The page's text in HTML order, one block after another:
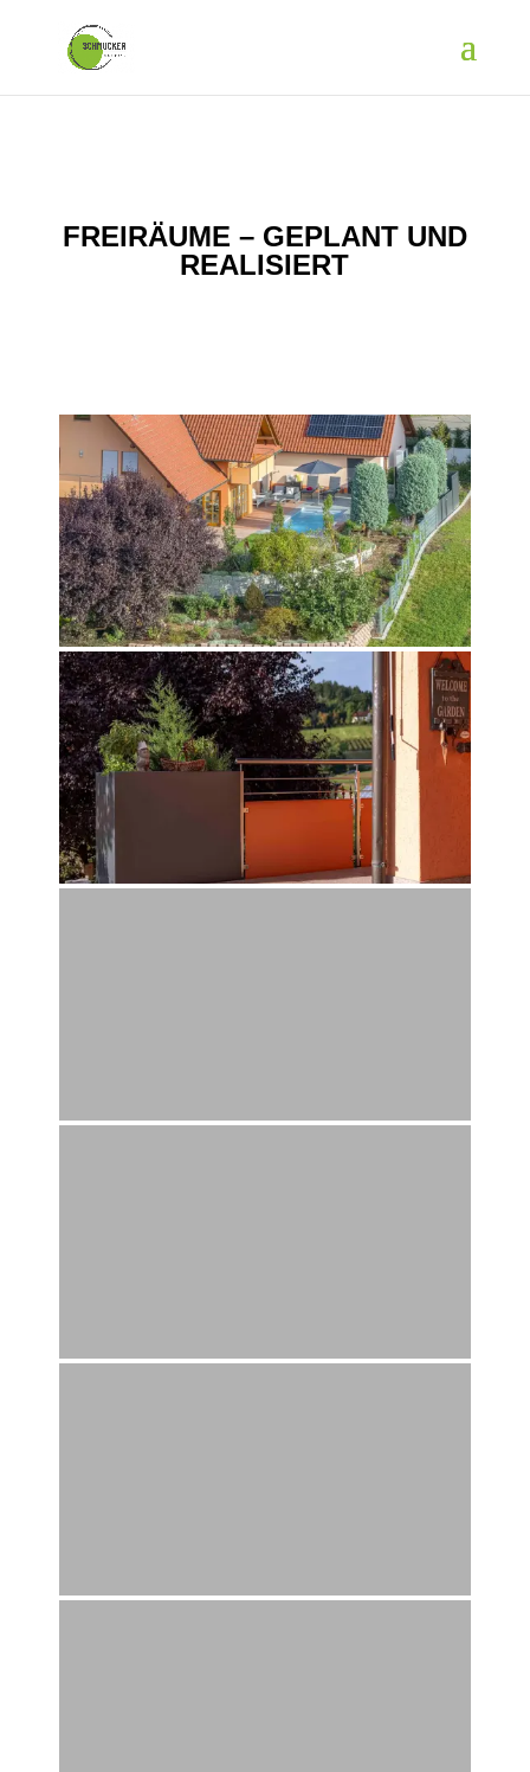
FREIRÄUME – GEPLANT UND
REALISIERT